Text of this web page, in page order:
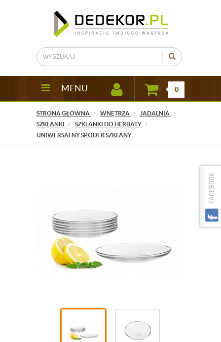
MENU 0
STRONA GŁÓWNA WNĘTRZA
JADALNIA
SZKLANKI
SZKLANKI DO HERBATY
UNIWERSALNY SPODEK SZKLANY